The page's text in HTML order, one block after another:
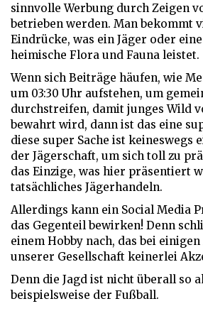
sinnvolle Werbung durch Zeigen
betrieben werden. Man bekommt
Eindrücke, was ein Jäger oder
heimische Flora und Fauna leistet.
Wenn sich Beiträge häufen, wie
um 03:30 Uhr aufstehen, um
durchstreifen, damit junges Wild
bewahrt wird, dann ist das eine
diese super Sache ist keineswegs
der Jägerschaft, um sich toll zu
das Einzige, was hier präsentiert
tatsächliches Jägerhandeln.
Allerdings kann ein Social Media
das Gegenteil bewirken! Denn
einem Hobby nach, das bei
unserer Gesellschaft keinerlei
Denn die Jagd ist nicht überall so
beispielsweise der Fußball.